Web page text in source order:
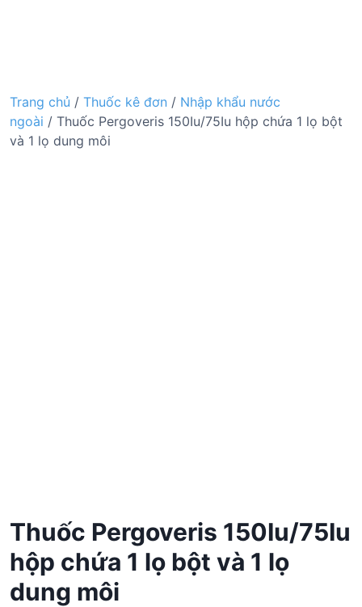
Trang chủ / Thuốc kê đơn / Nhập khẩu nước
ngoài / Thuốc Pergoveris 150Iu/75Iu hộp chứa 1 lọ bột
và 1 lọ dung môi
Thuốc Pergoveris 150Iu/75Iu
hộp chứa 1 lọ bột và 1 lọ
dung môi